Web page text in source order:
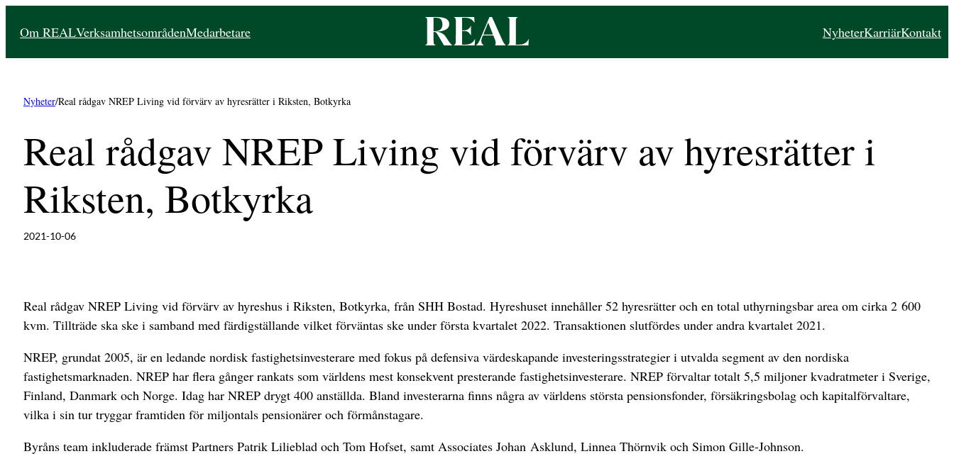
Om REALVerksamhetsområdenMedarbetare NyheterKarriärKontakt
Nyheter/Real rådgav NREP Living vid förvärv av hyresrätter i Riksten, Botkyrka
Real rådgav NREP Living vid förvärv av hyresrätter i
Riksten, Botkyrka
2021-10-06
Real rådgav NREP Living vid förvärv av hyreshus i Riksten, Botkyrka, från SHH Bostad. Hyreshuset innehåller 52 hyresrätter och en total uthyrningsbar area om cirka 2 600
kvm. Tillträde ska ske i samband med färdigställande vilket förväntas ske under första kvartalet 2022. Transaktionen slutfördes under andra kvartalet 2021.
NREP, grundat 2005, är en ledande nordisk fastighetsinvesterare med fokus på defensiva värdeskapande investeringsstrategier i utvalda segment av den nordiska
fastighetsmarknaden. NREP har flera gånger rankats som världens mest konsekvent presterande fastighetsinvesterare. NREP förvaltar totalt 5,5 miljoner kvadratmeter i Sverige,
Finland, Danmark och Norge. Idag har NREP drygt 400 anställda. Bland investerarna finns några av världens största pensionsfonder, försäkringsbolag och kapitalförvaltare,
vilka i sin tur tryggar framtiden för miljontals pensionärer och förmånstagare.
Byråns team inkluderade främst Partners Patrik Lilieblad och Tom Hofset, samt Associates Johan Asklund, Linnea Thörnvik och Simon Gille-Johnson.